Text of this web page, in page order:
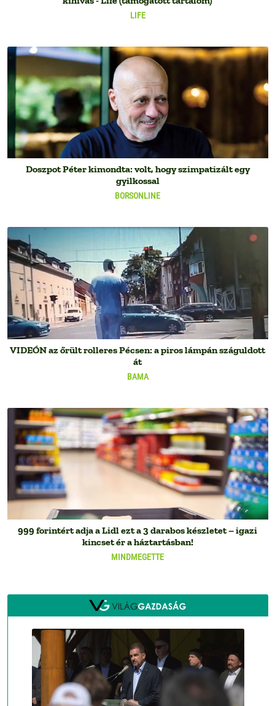
LIFE
BORSONLINE
Doszpot Péter kimondta: volt, hogy szimpatizált egy
gyilkossal
BAMA
VIDEÓN az őrült rolleres Pécsen: a piros lámpán száguldott
át
MINDMEGETTE
999 forintért adja a Lidl ezt a 3 darabos készletet – igazi
kincset ér a háztartásban!